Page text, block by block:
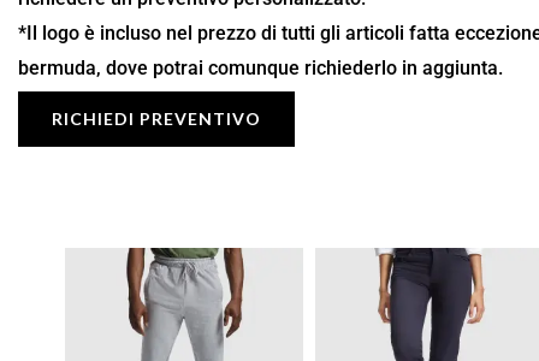
*Il logo è incluso nel prezzo di tutti gli articoli fatta
bermuda, dove potrai comunque richiederlo in aggiunta.
RICHIEDI PREVENTIVO
Fascia
di
prezzo:
da
Fascia
prezzo:
da